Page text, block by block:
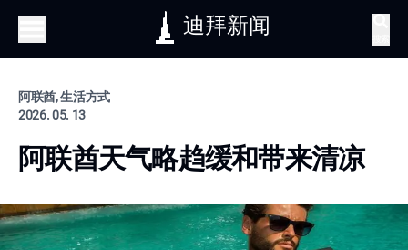
迪拜新闻
阿联酋, 生活方式
2026. 05. 13
阿联酋天气略趋缓和带来清凉